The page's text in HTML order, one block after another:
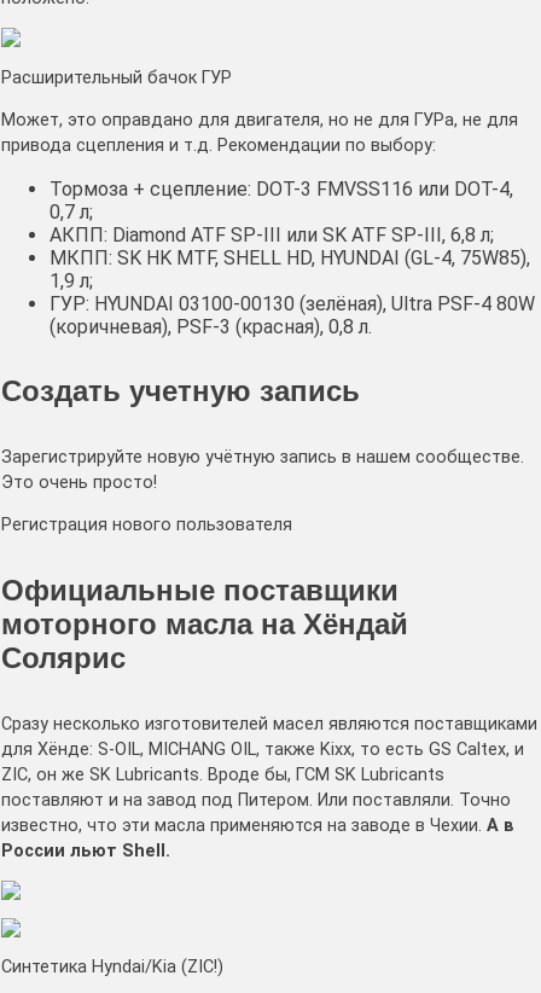
Расширительный бачок ГУР
Может, это оправдано для двигателя, но не для ГУРа, не для
привода сцепления и т.д. Рекомендации по выбору:
Тормоза + сцепление: DOT-3 FMVSS116 или DOT-4,
0,7 л;
АКПП: Diamond ATF SP-III или SK ATF SP-III, 6,8 л;
МКПП: SK HK MTF, SHELL HD, HYUNDAI (GL-4, 75W85),
1,9 л;
ГУР: HYUNDAI 03100-00130 (зелёная), Ultra PSF-4 80W
(коричневая), PSF-3 (красная), 0,8 л.
Создать учетную запись
Зарегистрируйте новую учётную запись в нашем сообществе.
Это очень просто!
Регистрация нового пользователя
Официальные поставщики
моторного масла на Хёндай
Солярис
Сразу несколько изготовителей масел являются поставщиками
для Хёнде: S-OIL, MICHANG OIL, также Kixx, то есть GS Caltex, и
ZIC, он же SK Lubricants. Вроде бы, ГСМ SK Lubricants
поставляют и на завод под Питером. Или поставляли. Точно
известно, что эти масла применяются на заводе в Чехии. А в
России льют Shell.
Синтетика Hyndai/Kia (ZIC!)